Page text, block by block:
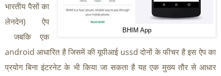
BHIM App
भारतीय पैसों का
लेनदेन) ऐप
जबकि एक
android आधारित है जिसमें की यूपीआई ussd दोनों के फीचर है इस ऐप का
प्रयोग बिना इंटरनेट के भी किया जा सकता है यह एक मुख्य तौर से आधार